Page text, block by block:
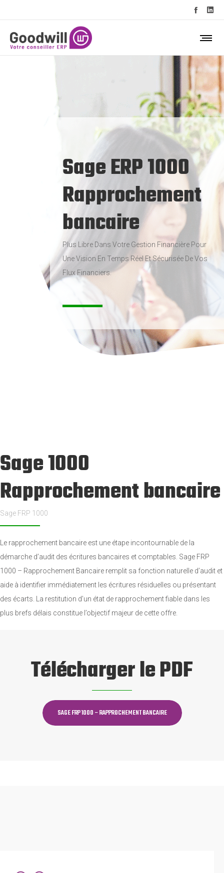
Sage ERP 1000
Rapprochement
bancaire
Plus Libre Dans Votre Gestion Financière Pour
Une Vision En Temps Réel Et Sécurisée De Vos
Flux Financiers.
Sage 1000
Rapprochement bancaire
Sage FRP 1000
Le rapprochement bancaire est une étape incontournable de la
démarche d’audit des écritures bancaires et comptables. Sage FRP
1000 – Rapprochement Bancaire remplit sa fonction naturelle d’audit et
aide à identifier immédiatement les écritures résiduelles ou présentant
des écarts. La restitution d’un état de rapprochement fiable dans les
plus brefs délais constitue l’objectif majeur de cette offre.
Télécharger le PDF
SAGE FRP 1000 – RAPPROCHEMENT BANCAIRE